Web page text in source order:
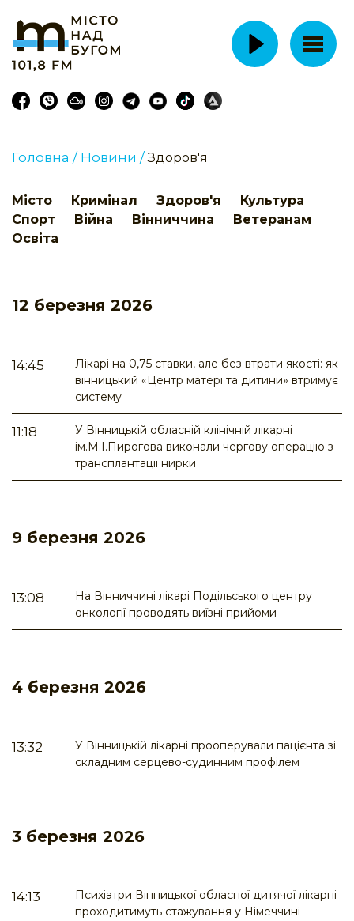
Головна / Новини / Здоров'я
Місто Кримінал Здоров'я
Культура
Спорт
Війна Вінниччина
Ветеранам
Освіта
12 березня 2026
14:45
Лікарі на 0,75 ставки, але без втрати якості: як
вінницький «Центр матері та дитини» втримує
систему
11:18
У Вінницькій обласній клінічній лікарні
ім.М.І.Пирогова виконали чергову операцію з
трансплантації нирки
9 березня 2026
13:08
На Вінниччині лікарі Подільського центру
онкології проводять виїзні прийоми
4 березня 2026
13:32
У Вінницькій лікарні прооперували пацієнта зі
складним серцево-судинним профілем
3 березня 2026
14:13
Психіатри Вінницької обласної дитячої лікарні
проходитимуть стажування у Німеччині